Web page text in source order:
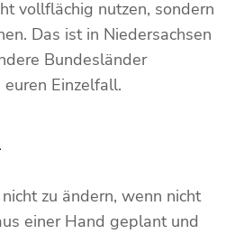
vollflächig nutzen, sondern
Das ist in Niedersachsen
Bundesländer
Einzelfall.
zu ändern, wenn nicht
einer Hand geplant und